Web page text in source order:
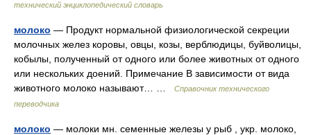
технический энциклопедический словарь
молоко — Продукт нормальной физиологической секреции
молочных желез коровы, овцы, козы, верблюдицы, буйволицы,
кобылы, полученный от одного или более животных от одного
или нескольких доений. Примечание В зависимости от вида
животного молоко называют… …
Справочник технического
переводчика
молоко — молоки мн. семенные железы у рыб , укр. молоко,